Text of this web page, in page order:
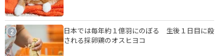
2
日本では毎年約１億羽にのぼる 生後１日目に殺
される採卵鶏のオスヒヨコ